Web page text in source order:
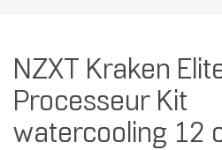
NZXT Kraken
Processeur Kit
watercooling 12